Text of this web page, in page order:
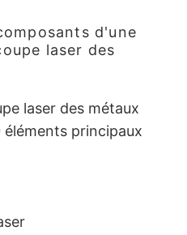
d'une
laser des
laser des métaux
éléments principaux